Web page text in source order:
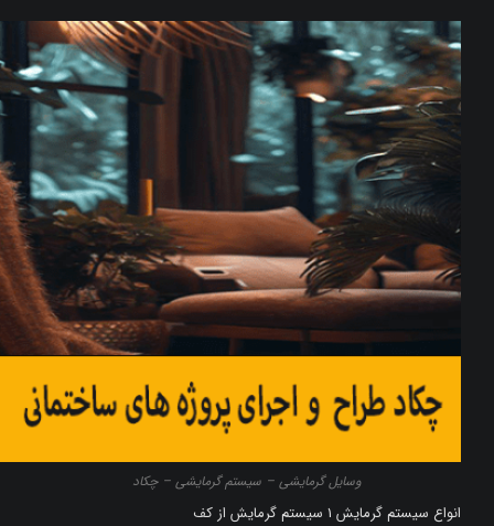
وسایل گرمایشی – سیستم گرمایشی – چکاد
انواع سیستم گرمایش 1 سیستم گرمایش از کف